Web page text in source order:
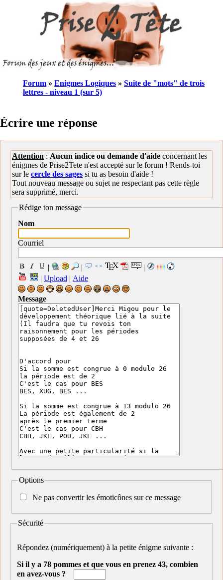
Forum » Enigmes Logiques » Suite de "mots" de trois
lettres - niveau 1 (sur 5)
Écrire une réponse
Attention : Aucun indice ou demande d'aide concernant les
énigmes de Prise2Tete n'est accepté sur le forum ! Rends-toi
sur le cercle des sages si tu as besoin d'aide !
Tout nouveau message ou sujet ne respectant pas cette règle
sera supprimé, merci.
Rédige ton message
Nom
Courriel
| |
|
| Upload | Aide
Message
Options
Ne pas convertir les émoticônes sur ce message
Sécurité
Répondez (numériquement) à la petite énigme suivante :
Si il y a 78 pommes et que vous en prenez 43, combien
en avez-vous ?